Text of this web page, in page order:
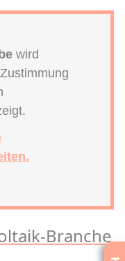
wird
Branche